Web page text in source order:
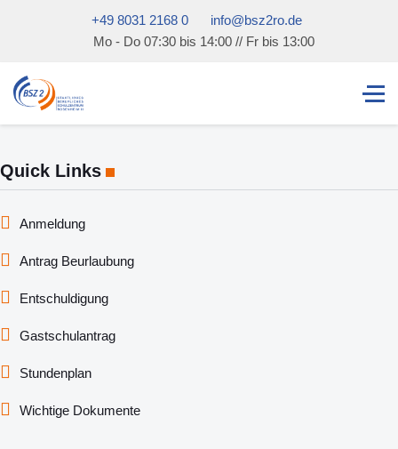
+49 8031 2168 0
info@bsz2ro.de
Mo - Do 07:30 bis 14:00 // Fr bis 13:00
Quick Links
Anmeldung
Antrag Beurlaubung
Entschuldigung
Gastschulantrag
Stundenplan
Wichtige Dokumente